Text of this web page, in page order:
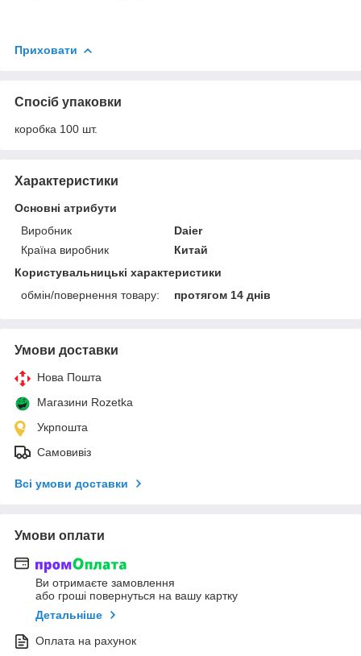
Приховати
Спосіб упаковки
коробка 100 шт.
Характеристики
Основні атрибути
Виробник
Daier
Країна виробник
Китай
Користувальницькі характеристики
обмін/повернення товару:
протягом 14 днів
Умови доставки
Нова Пошта
Магазини Rozetka
Укрпошта
Самовивіз
Всі умови доставки
Умови оплати
Ви отримаєте замовлення
або гроші повернуться на вашу картку
Детальніше
Оплата на рахунок